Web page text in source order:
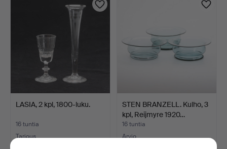
LASIA, 2 kpl, 1800-luku.
16 tuntia
Tarjous
STEN BRANZELL. Kulho, 3
kpl, Reijmyre 1920…
16 tuntia
Arvio